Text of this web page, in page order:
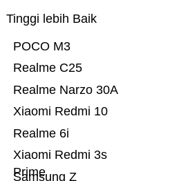
Tinggi lebih Baik
Samsung Z
Xiaomi Redmi 3s
Prime
Realme 6i
Xiaomi Redmi 10
Realme Narzo 30A
Realme C25
POCO M3